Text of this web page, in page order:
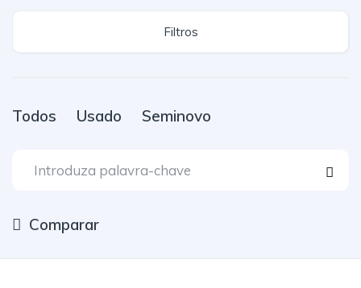
Filtros
Todos Usado Seminovo
Comparar